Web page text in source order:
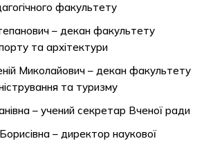
факультету
– декан факультету
та архітектури
Миколайович – декан факультету
та туризму
– учений секретар Вченої ради
– директор наукової